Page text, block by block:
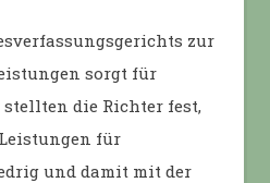
zur
sorgt für
die Richter fest,
für
und damit mit der